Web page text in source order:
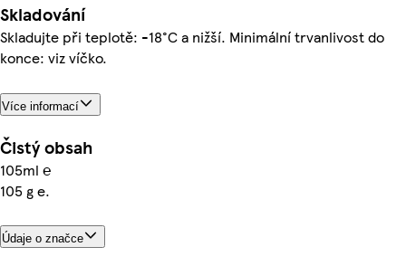
Skladování
Skladujte při teplotě: -18°C a nižší. Minimální trvanlivost do
konce: viz víčko.
Více informací
Čistý obsah
105ml ℮
105 g e.
Údaje o značce